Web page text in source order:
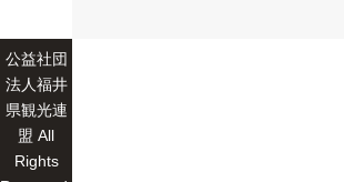
公益社団
法人福井
県観光連
盟 All
Rights